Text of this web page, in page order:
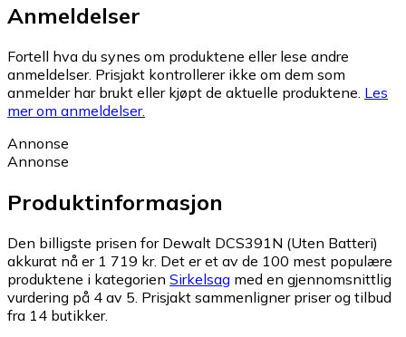
Anmeldelser
Fortell hva du synes om produktene eller lese andre
anmeldelser. Prisjakt kontrollerer ikke om dem som
anmelder har brukt eller kjøpt de aktuelle produktene. Les
mer om anmeldelser.
Annonse
Annonse
Produktinformasjon
Den billigste prisen for Dewalt DCS391N (Uten Batteri)
akkurat nå er 1 719 kr. Det er et av de 100 mest populære
produktene i kategorien Sirkelsag med en gjennomsnittlig
vurdering på 4 av 5. Prisjakt sammenligner priser og tilbud
fra 14 butikker.